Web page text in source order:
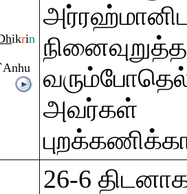
ikrin
அவர்கள்
26-6